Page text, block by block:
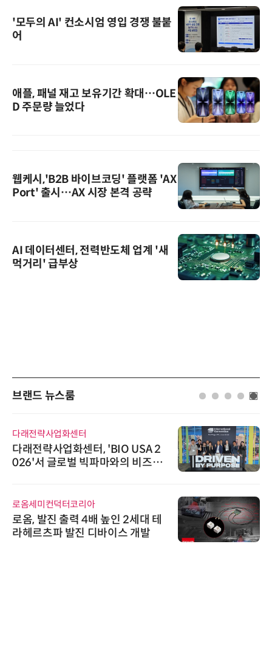
'모두의 AI' 컨소시엄 영입 경쟁 불붙
어
애플, 패널 재고 보유기간 확대…OLE
D 주문량 늘었다
웹케시,'B2B 바이브코딩' 플랫폼 'AX
Port' 출시…AX 시장 본격 공략
AI 데이터센터, 전력반도체 업계 '새
먹거리' 급부상
브랜드 뉴스룸
다래전략사업화센터
다래전략사업화센터, 'BIO USA 2
026'서 글로벌 빅파마와의 비즈니
로옴세미컨덕터코리아
로옴, 발진 출력 4배 높인 2세대 테
라헤르츠파 발진 디바이스 개발